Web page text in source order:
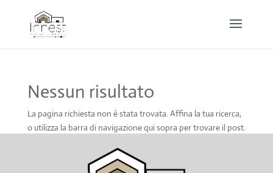
Nessun risultato
La pagina richiesta non è stata trovata. Affina la tua ricerca,
o utilizza la barra di navigazione qui sopra per trovare il post.